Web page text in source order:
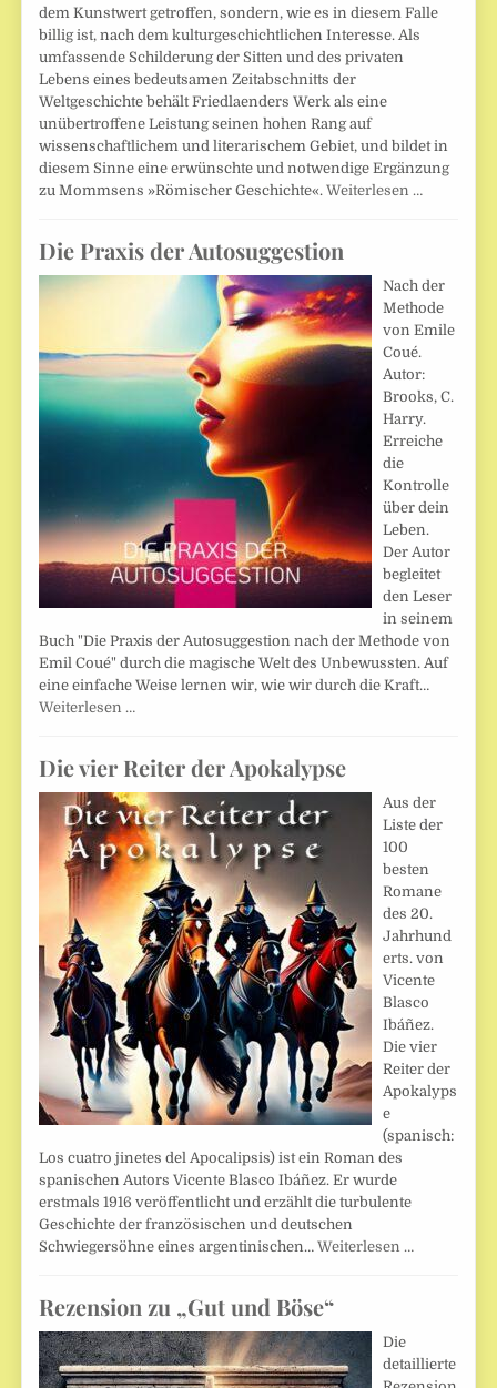
dem Kunstwert getroffen, sondern, wie es in diesem Falle
billig ist, nach dem kulturgeschichtlichen Interesse. Als
umfassende Schilderung der Sitten und des privaten
Lebens eines bedeutsamen Zeitabschnitts der
Weltgeschichte behält Friedlaenders Werk als eine
unübertroffene Leistung seinen hohen Rang auf
wissenschaftlichem und literarischem Gebiet, und bildet in
diesem Sinne eine erwünschte und notwendige Ergänzung
zu Mommsens »Römischer Geschichte«.Weiterlesen …
Die Praxis der Autosuggestion
Nach der
Methode
von Emile
Coué.
Autor:
Brooks, C.
Harry.
Erreiche
die
Kontrolle
über dein
Leben.
Der Autor
begleitet
den Leser
in seinem
Buch "Die Praxis der Autosuggestion nach der Methode von
Emil Coué" durch die magische Welt des Unbewussten. Auf
eine einfache Weise lernen wir, wie wir durch die Kraft…
Weiterlesen …
Die vier Reiter der Apokalypse
Aus der
Liste der
100
besten
Romane
des 20.
Jahrhund
erts. von
Vicente
Blasco
Ibáñez.
Die vier
Reiter der
Apokalyps
e
(spanisch:
Los cuatro jinetes del Apocalipsis) ist ein Roman des
spanischen Autors Vicente Blasco Ibáñez. Er wurde
erstmals 1916 veröffentlicht und erzählt die turbulente
Geschichte der französischen und deutschen
Schwiegersöhne eines argentinischen…Weiterlesen …
Rezension zu „Gut und Böse“
Die
detaillierte